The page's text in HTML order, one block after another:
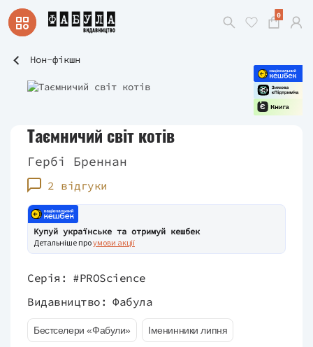
0
Нон-фікшн
Таємничий світ котів
Гербі Бреннан
2 відгуки
Купуй українське та отримуй кешбек
Детальніше проумови акції
Серія: #PROScience
Видавництво: Фабула
Бестселери «Фабули» Іменинники липня